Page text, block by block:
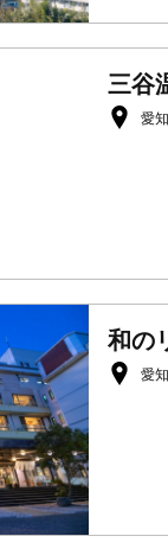
三谷
愛
和の
愛